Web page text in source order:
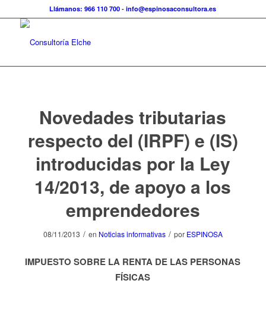
Llámanos: 966 110 700 -info@espinosaconsultora.es
Novedades tributarias
respecto del (IRPF) e (IS)
introducidas por la Ley
14/2013, de apoyo a los
emprendedores
08/11/2013 / en Noticias informativas / por ESPINOSA
IMPUESTO SOBRE LA RENTA DE LAS PERSONAS
FÍSICAS